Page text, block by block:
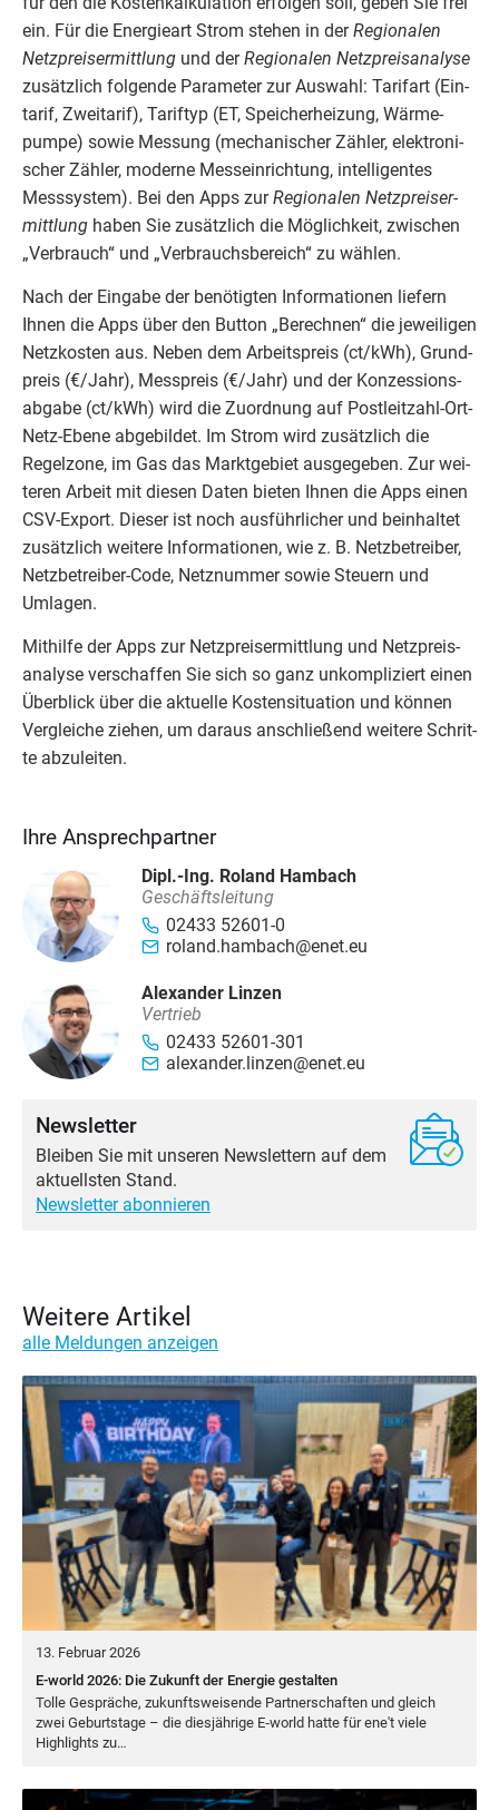
ein. Für die Ener­gie­art Strom ste­hen in derRegio­na­len
Netzpreisermittlung und derRegio­na­len Netzpreisanalyse
zusätz­lich fol­gen­de Para­me­ter zur Aus­wahl: Tarif­art (Ein­
ta­rif, Zweita­rif), Tarif­typ (ET, Spei­cher­hei­zung, Wär­me­
pum­pe) sowie Mes­sung (mecha­ni­scher Zäh­ler, elek­tro­ni­
scher Zäh­ler, moder­ne Mess­ein­rich­tung, intel­li­gen­tes
Mess­sys­tem). Bei den Apps zurRegio­na­len Netz­preis­er­
mitt­lung haben Sie zusätz­lich die Mög­lich­keit, zwi­schen
„Ver­brauch“ und „Ver­brauchs­be­reich“ zu wählen.
Nach der Ein­ga­be der benö­tig­ten Infor­ma­tio­nen lie­fern
Ihnen die Apps über den But­ton „Berech­nen“ die jewei­li­gen
Netz­kos­ten aus. Neben dem Arbeits­preis (ct/​kWh), Grund­
preis (€/​Jahr), Mess­preis (€/​Jahr) und der Kon­zes­si­ons­
ab­ga­be (ct/​kWh) wird die Zuord­nung auf Post­leit­zahl-Ort-
Netz-Ebe­ne abge­bil­det. Im Strom wird zusätz­lich die
Regel­zo­ne, im Gas das Markt­ge­biet aus­ge­ge­ben. Zur wei­
te­ren Arbeit mit die­sen Daten bie­ten Ihnen die Apps einen
CSV-Export. Die­ser ist noch aus­führ­li­cher und beinhal­tet
zusätz­lich wei­te­re Infor­ma­tio­nen, wie z. B. Netz­be­trei­ber,
Netz­be­trei­ber-Code, Netz­num­mer sowie Steu­ern und
Umlagen.
Mit­hil­fe der Apps zur Netz­preis­er­mitt­lung und Netz­preis­
ana­ly­se ver­schaf­fen Sie sich so ganz unkom­pli­ziert einen
Über­blick über die aktu­el­le Kos­ten­si­tua­ti­on und kön­nen
Ver­glei­che zie­hen, um dar­aus anschlie­ßend wei­te­re Schrit­
te abzuleiten.
Ihre Ansprechpartner
Dipl.-Ing. Roland Hambach
Geschäftsleitung
02433 52601-0
roland.hambach@enet.eu
Alexander Linzen
Vertrieb
02433 52601-301
alexander.linzen@enet.eu
Newsletter
Bleiben Sie mit unseren Newslettern auf dem
aktuellsten Stand.
Newsletter abonnieren
Weitere Artikel
alle Meldungen anzeigen
13. Februar 2026
E-world 2026: Die Zukunft der Energie gestalten
Tol­le Gesprä­che, zukunfts­wei­sen­de Part­ner­schaf­ten und gleich
zwei Geburts­ta­ge – die dies­jäh­ri­ge E‑world hat­te für ene't vie­le
High­lights zu…